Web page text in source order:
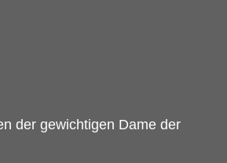
der gewichtigen Dame der